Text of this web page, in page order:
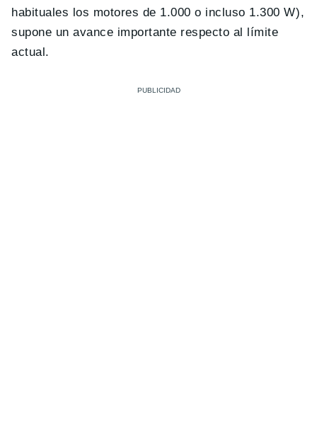
habituales los motores de 1.000 o incluso 1.300 W),
supone un avance importante respecto al límite
actual.